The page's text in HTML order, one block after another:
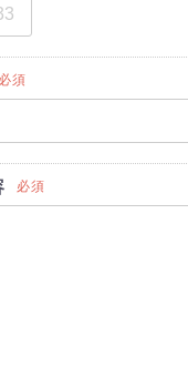
必須
必須